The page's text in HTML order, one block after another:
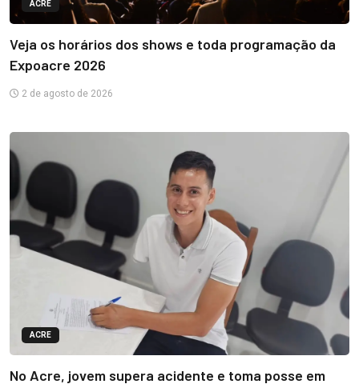
ACRE
Veja os horários dos shows e toda programação da
Expoacre 2026
2 de agosto de 2026
ACRE
No Acre, jovem supera acidente e toma posse em